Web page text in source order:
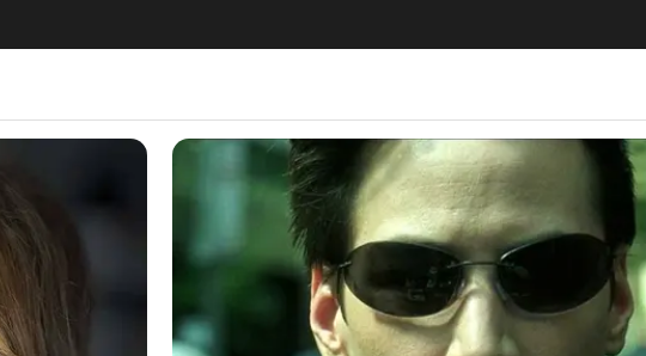
Се појави ликот на
во близина на Струга, Црквата Св. Кузман
на внимание откако верници тврдат